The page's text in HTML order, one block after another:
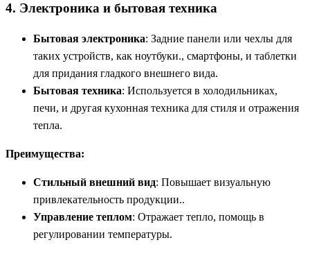
4. Электроника и бытовая техника
Бытовая электроника: Задние панели или чехлы для
таких устройств, как ноутбуки., смартфоны, и таблетки
для придания гладкого внешнего вида.
Бытовая техника: Используется в холодильниках,
печи, и другая кухонная техника для стиля и отражения
тепла.
Преимущества:
Стильный внешний вид: Повышает визуальную
привлекательность продукции..
Управление теплом: Отражает тепло, помощь в
регулировании температуры.